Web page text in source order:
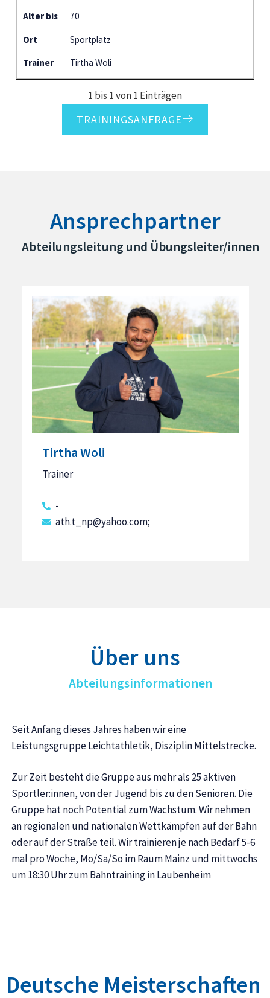
Alter bis 70
Ort Sportplatz
Trainer Tirtha Woli
1 bis 1 von 1 Einträgen
TRAININGSANFRAGE
Ansprechpartner
Abteilungsleitung und Übungsleiter/innen
Tirtha Woli
Trainer
-
ath.t_np@yahoo.com;
Über uns
Abteilungsinformationen
Seit Anfang dieses Jahres haben wir eine
Leistungsgruppe Leichtathletik, Disziplin Mittelstrecke.
Zur Zeit besteht die Gruppe aus mehr als 25 aktiven
Sportler:innen, von der Jugend bis zu den Senioren. Die
Gruppe hat noch Potential zum Wachstum. Wir nehmen
an regionalen und nationalen Wettkämpfen auf der Bahn
oder auf der Straße teil. Wir trainieren je nach Bedarf 5-6
mal pro Woche, Mo/Sa/So im Raum Mainz und mittwochs
um 18:30 Uhr zum Bahntraining in Laubenheim
Deutsche Meisterschaften